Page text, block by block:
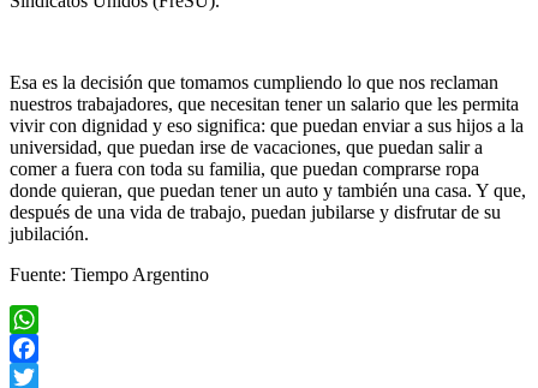
Esa es la decisión que tomamos cumpliendo lo que nos reclaman
nuestros trabajadores, que necesitan tener un salario que les permita
vivir con dignidad y eso significa: que puedan enviar a sus hijos a la
universidad, que puedan irse de vacaciones, que puedan salir a
comer a fuera con toda su familia, que puedan comprarse ropa
donde quieran, que puedan tener un auto y también una casa. Y que,
después de una vida de trabajo, puedan jubilarse y disfrutar de su
jubilación.
Fuente: Tiempo Argentino
WhatsApp
Facebook